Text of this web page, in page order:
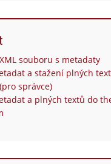
souboru s metadaty
a stažení plných
správce)
a plných textů do